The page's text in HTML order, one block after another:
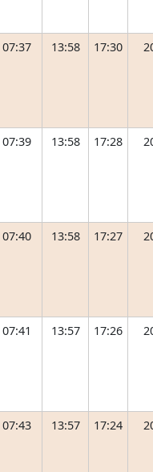
07:37 13:58 17:30
07:39 13:58 17:28
07:40 13:58 17:27
07:41 13:57 17:26
07:43 13:57 17:24